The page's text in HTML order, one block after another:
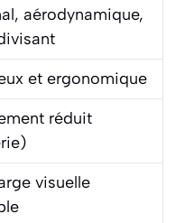
aérodynamique,
et ergonomique
réduit
visuelle